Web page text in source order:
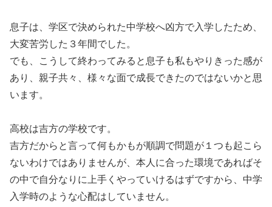
息子は、学区で決められた中学校へ凶方で入学したため、
大変苦労した３年間でした。
でも、こうして終わってみると息子も私もやりきった感が
あり、親子共々、様々な面で成長できたのではないかと思
います。
高校は吉方の学校です。
吉方だからと言って何もかもが順調で問題が１つも起こら
ないわけではありませんが、本人に合った環境であればそ
の中で自分なりに上手くやっていけるはずですから、中学
入学時のような心配はしていません。